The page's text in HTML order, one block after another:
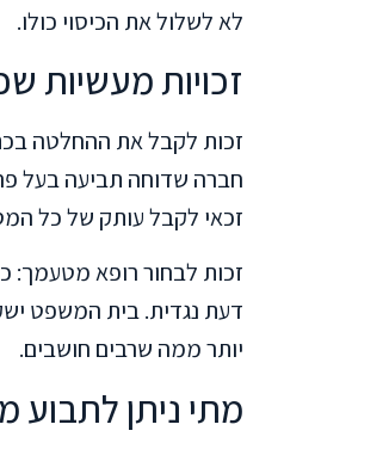
לא לשלול את הכיסוי כולו.
זכויות מעשיות
זכות לקבל את ההחלטה
חברה שדוחה תביעה בעל
זכאי לקבל עותק של כל
זכות לבחור רופא מטעמך:
דעת נגדית. בית המשפט
יותר ממה שרבים חושבים.
מתי ניתן לתבוע